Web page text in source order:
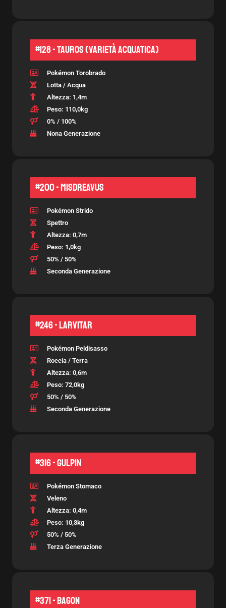
#128 - Tauros (Varietà Acquatica)
Pokémon Torobrado
Lotta / Acqua
Altezza: 1,4m
Peso: 110,0kg
0% / 100%
Nona Generazione
#200 - Misdreavus
Pokémon Strido
Spettro
Altezza: 0,7m
Peso: 1,0kg
50% / 50%
Seconda Generazione
#246 - Larvitar
Pokémon Peldisasso
Roccia / Terra
Altezza: 0,6m
Peso: 72,0kg
50% / 50%
Seconda Generazione
#316 - Gulpin
Pokémon Stomaco
Veleno
Altezza: 0,4m
Peso: 10,3kg
50% / 50%
Terza Generazione
#371 - Bagon